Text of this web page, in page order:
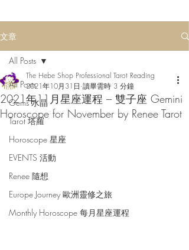
文章
All Posts
Gems 水晶
Tarot 塔羅
Horoscope 星座
EVENTS 活動
Renee 隨想
Europe Journey 歐洲靈修之旅
Monthly Horoscope 每月星座運程
All Posts
2021年11月星座運程 – 雙子座 Gemini
Horoscope for November by Renee Tarot
The Hebe Shop Professional Tarot Reading
2021年10月31日 讀畢需時 3 分鐘